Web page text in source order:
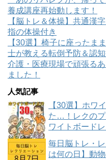
養成講座再始動します！
【脳トレ＆体操】共通漢
指の体操付き
【30選】椅子に座ったま
士が教える転倒予防＆認
介護・医療現場で頑張る
ました！
人気記事
【30選】ホワ
た…！レクのプ
ワイトボード
毎日脳トレ・
は何の日】動